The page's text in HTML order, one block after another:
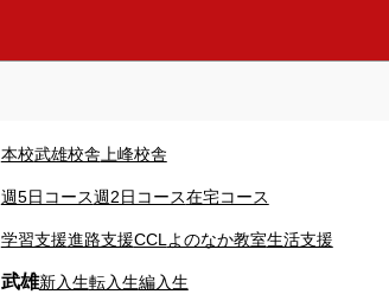
本校武雄校舎 上峰校舎
週5日コース週2日コース在宅コース
学習支援進路支援CCL よのなか教室生活支援
武雄新入生転入生編入生